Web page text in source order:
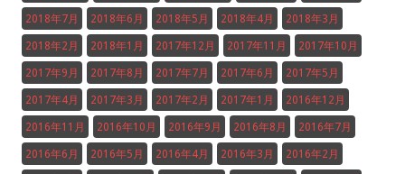
2018年7月 2018年6月 2018年5月 2018年4月 2018年3月
2018年2月 2018年1月 2017年12月 2017年11月 2017年10月
2017年9月 2017年8月 2017年7月 2017年6月 2017年5月
2017年4月 2017年3月 2017年2月 2017年1月 2016年12月
2016年11月 2016年10月 2016年9月 2016年8月 2016年7月
2016年6月 2016年5月 2016年4月 2016年3月 2016年2月